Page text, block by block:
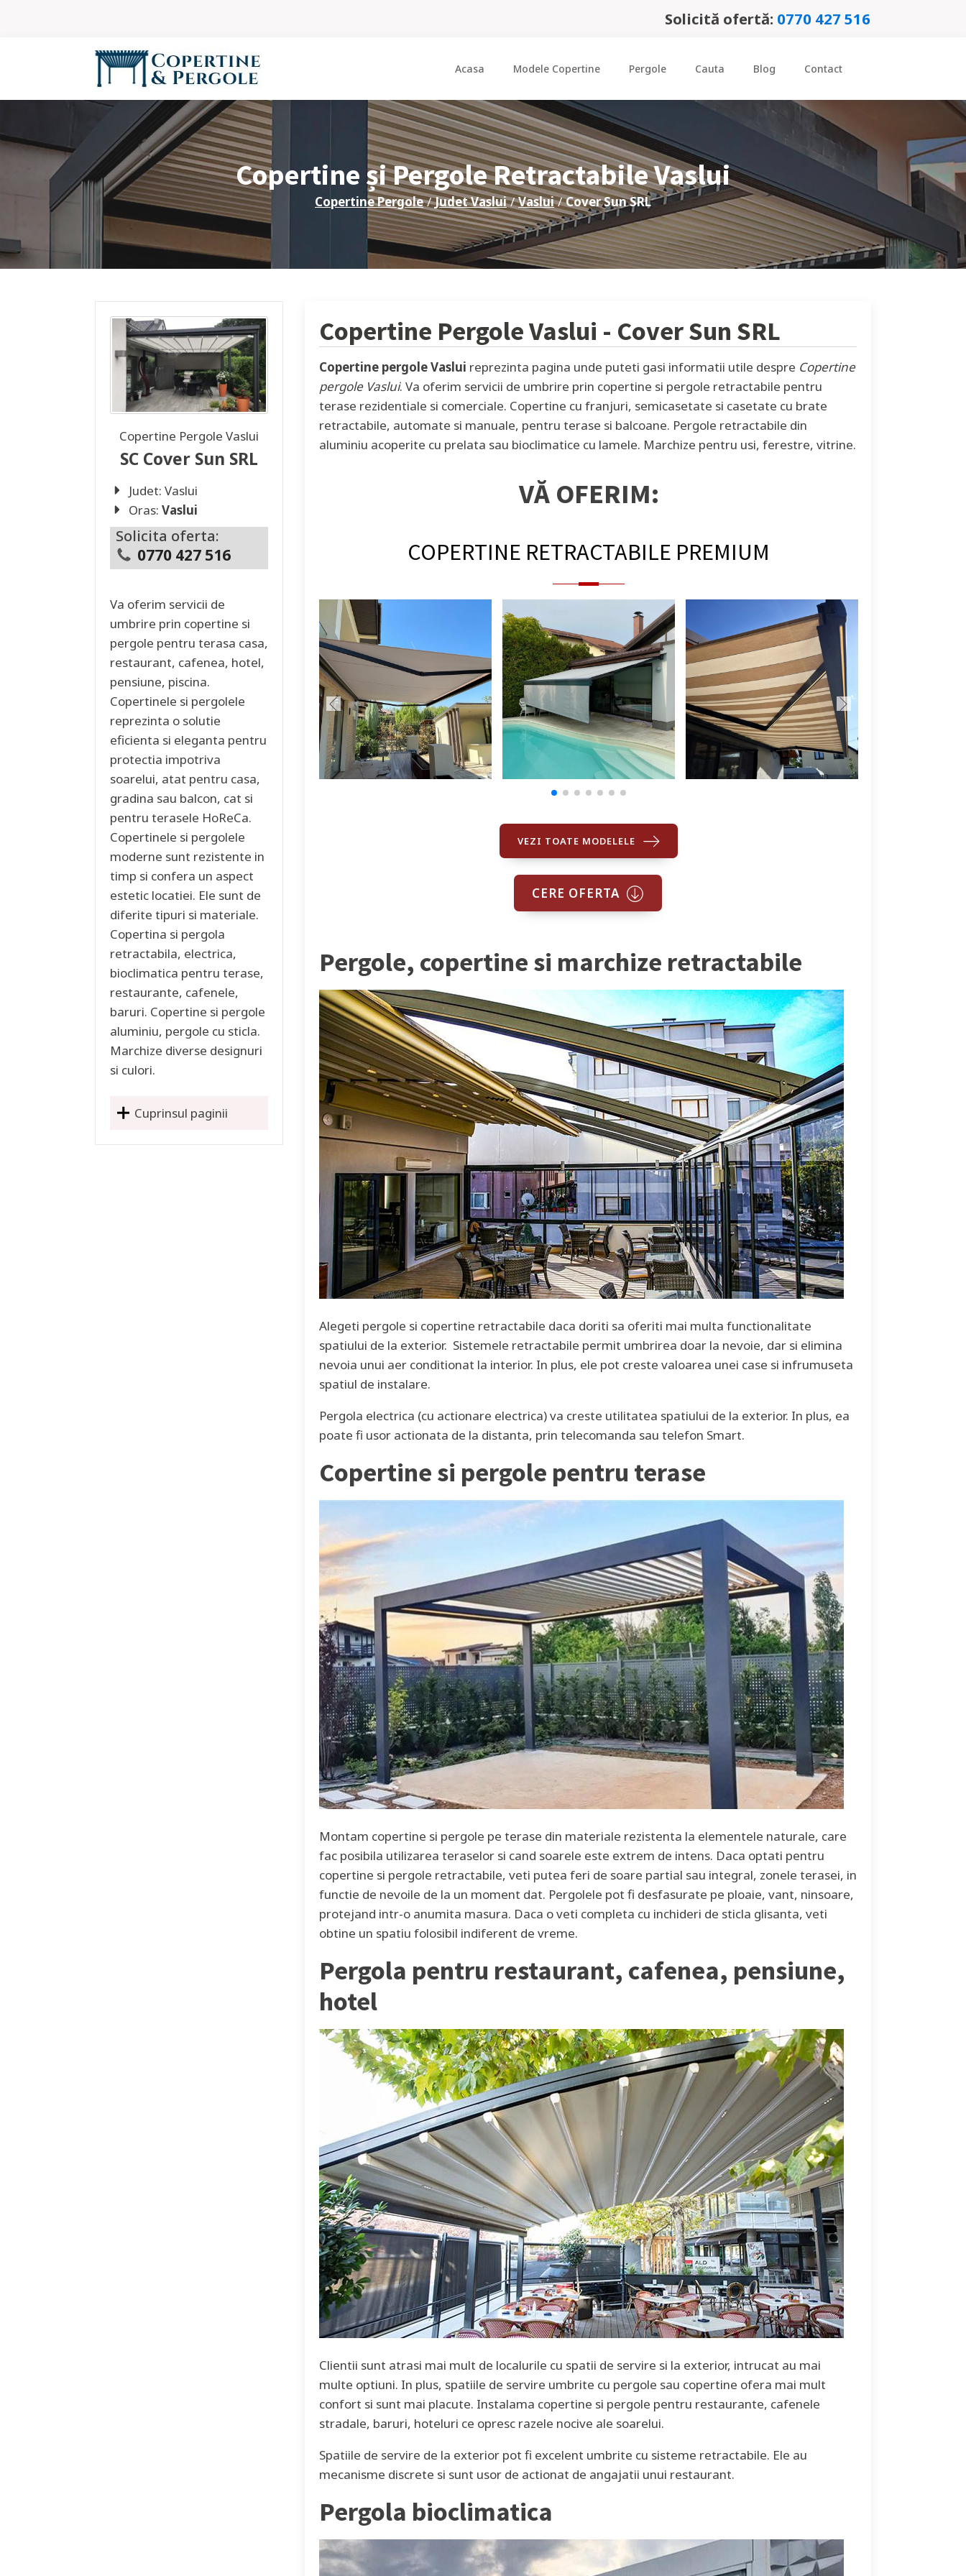
Solicită ofertă: 0770 427 516
Acasa Modele Copertine Pergole Cauta Blog Contact
Copertine și Pergole RetractabileVaslui
Copertine Pergole / JudetVaslui / Vaslui / Cover Sun SRL
Copertine Pergole Vaslui
SC Cover Sun SRL
Judet: Vaslui
Oras: Vaslui
Solicita oferta:
0770 427 516
Va oferim servicii de
umbrire prin copertine si
pergole pentru terasa casa,
restaurant, cafenea, hotel,
pensiune, piscina.
Copertinele si pergolele
reprezinta o solutie
eficienta si eleganta pentru
protectia impotriva
soarelui, atat pentru casa,
gradina sau balcon, cat si
pentru terasele HoReCa.
Copertinele si pergolele
moderne sunt rezistente in
timp si confera un aspect
estetic locatiei. Ele sunt de
diferite tipuri si materiale.
Copertina si pergola
retractabila, electrica,
bioclimatica pentru terase,
restaurante, cafenele,
baruri. Copertine si pergole
aluminiu, pergole cu sticla.
Marchize diverse designuri
si culori.
Cuprinsul paginii
Copertine PergoleVaslui - Cover Sun SRL
Copertine pergole Vaslui reprezinta pagina unde puteti gasi informatii utile despre Copertine
pergole Vaslui. Va oferim servicii de umbrire prin copertine si pergole retractabile pentru
terase rezidentiale si comerciale. Copertine cu franjuri, semicasetate si casetate cu brate
retractabile, automate si manuale, pentru terase si balcoane. Pergole retractabile din
aluminiu acoperite cu prelata sau bioclimatice cu lamele. Marchize pentru usi, ferestre, vitrine.
VĂ OFERIM:
COPERTINE RETRACTABILE PREMIUM
VEZI TOATE MODELELE
CERE OFERTA
Pergole, copertine si marchize retractabile
Alegeti pergole si copertine retractabile daca doriti sa oferiti mai multa functionalitate
spatiului de la exterior. Sistemele retractabile permit umbrirea doar la nevoie, dar si elimina
nevoia unui aer conditionat la interior. In plus, ele pot creste valoarea unei case si infrumuseta
spatiul de instalare.
Pergola electrica (cu actionare electrica) va creste utilitatea spatiului de la exterior. In plus, ea
poate fi usor actionata de la distanta, prin telecomanda sau telefon Smart.
Copertine si pergole pentru terase
Montam copertine si pergole pe terase din materiale rezistenta la elementele naturale, care
fac posibila utilizarea teraselor si cand soarele este extrem de intens. Daca optati pentru
copertine si pergole retractabile, veti putea feri de soare partial sau integral, zonele terasei, in
functie de nevoile de la un moment dat. Pergolele pot fi desfasurate pe ploaie, vant, ninsoare,
protejand intr-o anumita masura. Daca o veti completa cu inchideri de sticla glisanta, veti
obtine un spatiu folosibil indiferent de vreme.
Pergola pentru restaurant, cafenea, pensiune,
hotel
Clientii sunt atrasi mai mult de localurile cu spatii de servire si la exterior, intrucat au mai
multe optiuni. In plus, spatiile de servire umbrite cu pergole sau copertine ofera mai mult
confort si sunt mai placute. Instalama copertine si pergole pentru restaurante, cafenele
stradale, baruri, hoteluri ce opresc razele nocive ale soarelui.
Spatiile de servire de la exterior pot fi excelent umbrite cu sisteme retractabile. Ele au
mecanisme discrete si sunt usor de actionat de angajatii unui restaurant.
Pergola bioclimatica